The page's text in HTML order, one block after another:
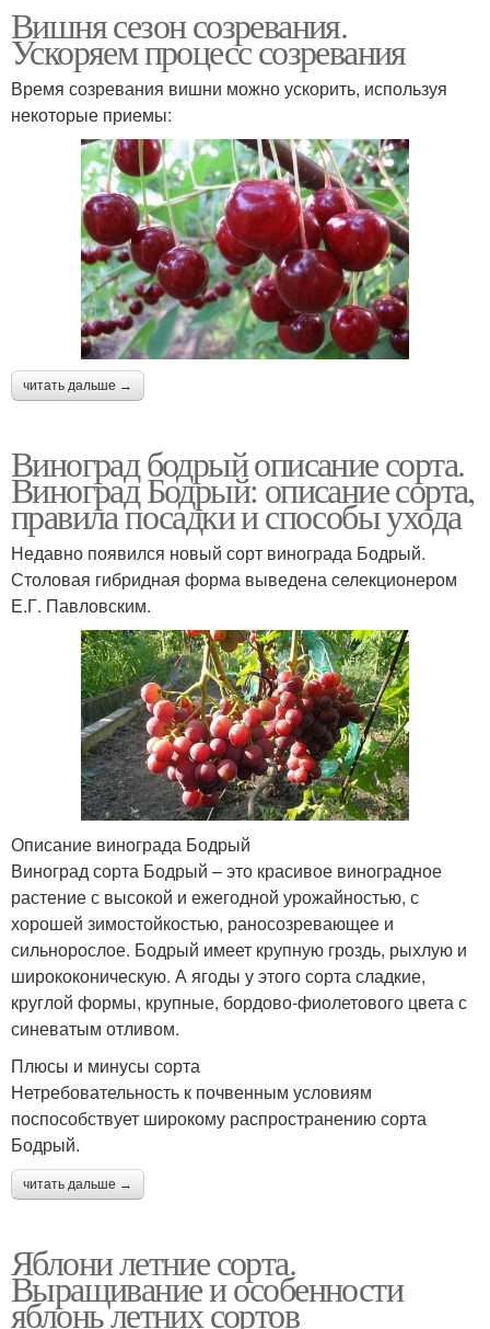
Вишня сезон созревания.
Ускоряем процесс созревания
Время созревания вишни можно ускорить, используя
некоторые приемы:
читать дальше →
Виноград бодрый описание сорта.
Виноград Бодрый: описание сорта,
правила посадки и способы ухода
Недавно появился новый сорт винограда Бодрый.
Столовая гибридная форма выведена селекционером
Е.Г. Павловским.
Описание винограда Бодрый
Виноград сорта Бодрый – это красивое виноградное
растение с высокой и ежегодной урожайностью, с
хорошей зимостойкостью, раносозревающее и
сильнорослое. Бодрый имеет крупную гроздь, рыхлую и
ширококоническую. А ягоды у этого сорта сладкие,
круглой формы, крупные, бордово-фиолетового цвета с
синеватым отливом.
Плюсы и минусы сорта
Нетребовательность к почвенным условиям
поспособствует широкому распространению сорта
Бодрый.
читать дальше →
Яблони летние сорта.
Выращивание и особенности
яблонь летних сортов